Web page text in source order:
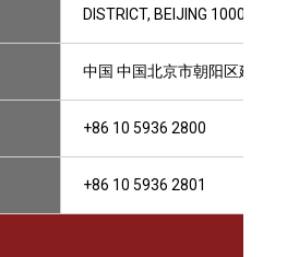
DISTRICT, BEIJING 100022,
中国 中国北京市朝阳区建国
+86 10 5936 2800
+86 10 5936 2801